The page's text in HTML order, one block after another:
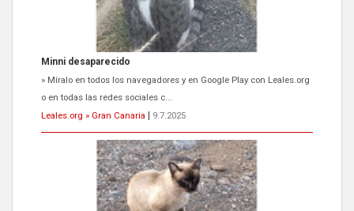
Siami Perdida
Se llama Siami,es hembra de 4 años,esterilizada con marca de
oreja,cariñosa,mimosa pero miedosa,e...
Leales.org » Gran Canaria | 9.7.2025